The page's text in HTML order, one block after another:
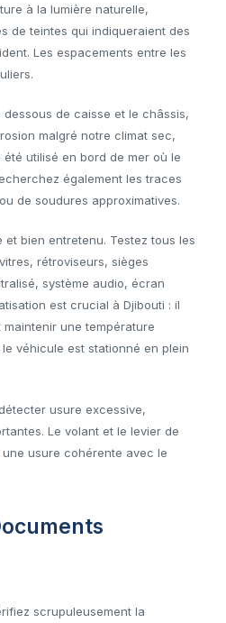
à la lumière naturelle,
de teintes qui indiqueraient des
Les espacements entre les
de caisse et le châssis,
malgré notre climat sec,
utilisé en bord de mer où le
également les traces
de soudures approximatives.
bien entretenu. Testez tous les
rétroviseurs, sièges
système audio, écran
est crucial à Djibouti : il
une température
véhicule est stationné en plein
usure excessive,
Le volant et le levier de
usure cohérente avec le
scrupuleusement la